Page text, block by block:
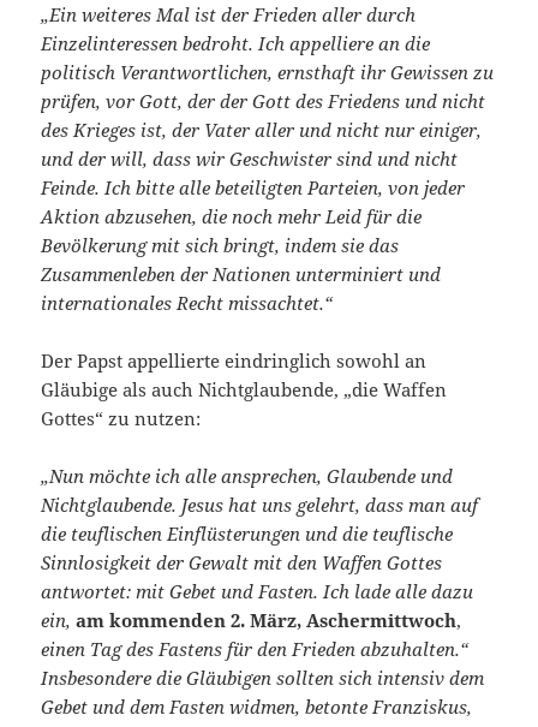
„Ein weiteres Mal ist der Frieden aller durch
Einzelinteressen bedroht. Ich appelliere an die
politisch Verantwortlichen, ernsthaft ihr Gewissen zu
prüfen, vor Gott, der der Gott des Friedens und nicht
des Krieges ist, der Vater aller und nicht nur einiger,
und der will, dass wir Geschwister sind und nicht
Feinde. Ich bitte alle beteiligten Parteien, von jeder
Aktion abzusehen, die noch mehr Leid für die
Bevölkerung mit sich bringt, indem sie das
Zusammenleben der Nationen unterminiert und
internationales Recht missachtet.“
Der Papst appellierte eindringlich sowohl an
Gläubige als auch Nichtglaubende, „die Waffen
Gottes“ zu nutzen:
„Nun möchte ich alle ansprechen, Glaubende und
Nichtglaubende. Jesus hat uns gelehrt, dass man auf
die teuflischen Einflüsterungen und die teuflische
Sinnlosigkeit der Gewalt mit den Waffen Gottes
antwortet: mit Gebet und Fasten. Ich lade alle dazu
ein,am kommenden 2. März, Aschermittwoch,
einen Tag des Fastens für den Frieden abzuhalten.“
Insbesondere die Gläubigen sollten sich intensiv dem
Gebet und dem Fasten widmen, betonte Franziskus,